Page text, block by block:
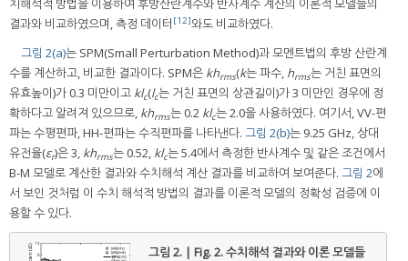
치해석적 방법을 이용하여 후방산란계수와 반사계수 계산의 이론적 모델들의
결과와 비교하였으며, 측정 데이터 [12]와도 비교하였다.
그림 2(a)는 SPM(Small Perturbation Method)과 모멘트법의 후방 산란계
수를 계산하고, 비교한 결과이다. SPM은 khrms(k는 파수, hrms는 거친 표면의
유효높이)가 0.3 미만이고 klc(lc는 거친 표면의 상관길이)가 3 미만인 경우에 정
확하다고 알려져 있으므로, khrms는 0.2 klc는 2.0을 사용하였다. 여기서, VV-편
파는 수평편파, HH-편파는 수직편파를 나타낸다. 그림 2(b)는 9.25 GHz, 상대
유전율(εr)은 3, khrms는 0.52, klc는 5.4에서 측정한 반사계수 및 같은 조건에서
B-M 모델로 계산한 결과와 수치해석 계산 결과를 비교하여 보여준다. 그림 2에
서 보인 것처럼 이 수치 해석적 방법의 결과를 이론적 모델의 정확성 검증에 이
용할 수 있다.
그림 2. | Fig. 2.수치해석 결과와 이론 모델들